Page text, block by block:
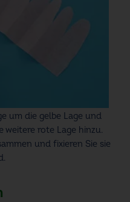
um die gelbe Lage und
weitere rote Lage hinzu.
und fixieren Sie sie